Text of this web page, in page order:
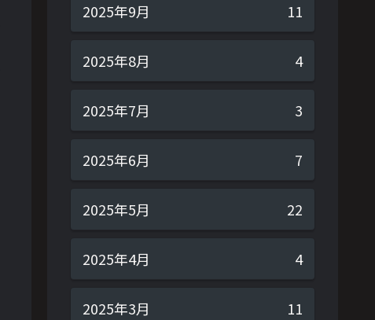
2025年9月 11
2025年8月 4
2025年7月 3
2025年6月 7
2025年5月 22
2025年4月 4
2025年3月 11